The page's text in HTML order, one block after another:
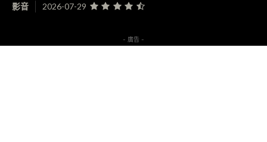
影音 2026-07-29
- 廣告 -